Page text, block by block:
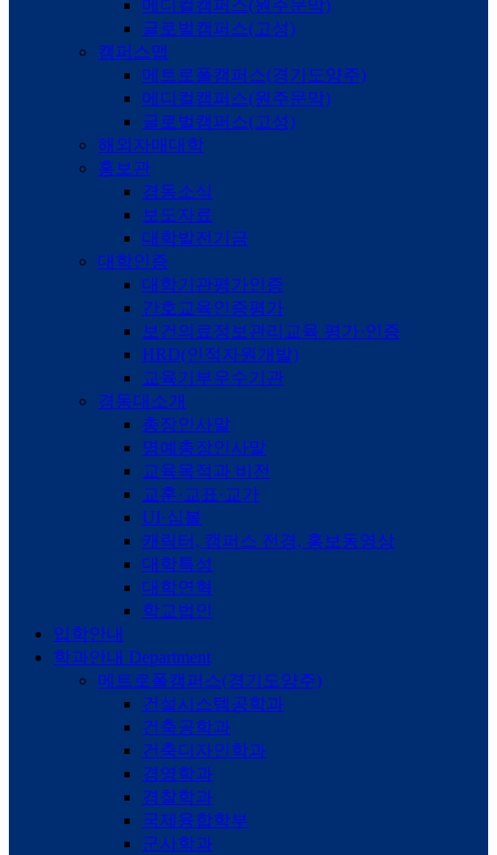
메디컬캠퍼스(원주문막)
글로벌캠퍼스(고성)
캠퍼스맵
메트로폴캠퍼스(경기도양주)
메디컬캠퍼스(원주문막)
글로벌캠퍼스(고성)
해외자매대학
홍보관
경동소식
보도자료
대학발전기금
대학인증
대학기관평가인증
간호교육인증평가
보건의료정보관리교육 평가·인증
HRD(인적자원개발)
교육기부우수기관
경동대소개
총장인사말
명예총장인사말
교육목적과 비전
교훈·교표·교가
UI·심볼
캐릭터, 캠퍼스 전경, 홍보동영상
대학특성
대학연혁
학교법인
입학안내
학과안내 Department
메트로폴캠퍼스(경기도양주)
건설시스템공학과
건축공학과
건축디자인학과
경영학과
경찰학과
국제융합학부
군사학과